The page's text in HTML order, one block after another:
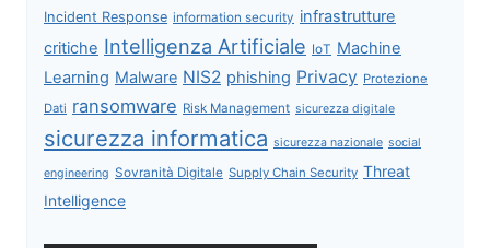
Incident Response information security infrastrutture
critiche Intelligenza Artificiale IoT Machine
Learning Malware NIS2 phishing Privacy Protezione
Dati ransomware Risk Management sicurezza digitale
sicurezza informatica sicurezza nazionale social
engineering Sovranità Digitale Supply Chain Security Threat
Intelligence